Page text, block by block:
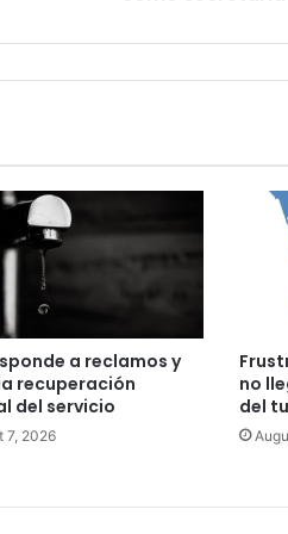
a reclamos y
recuperación
del servicio
7, 2026
no
del